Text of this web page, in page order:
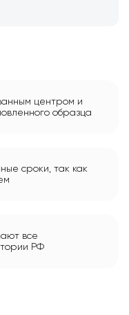
центром и
образца
сроки, так как
все
РФ